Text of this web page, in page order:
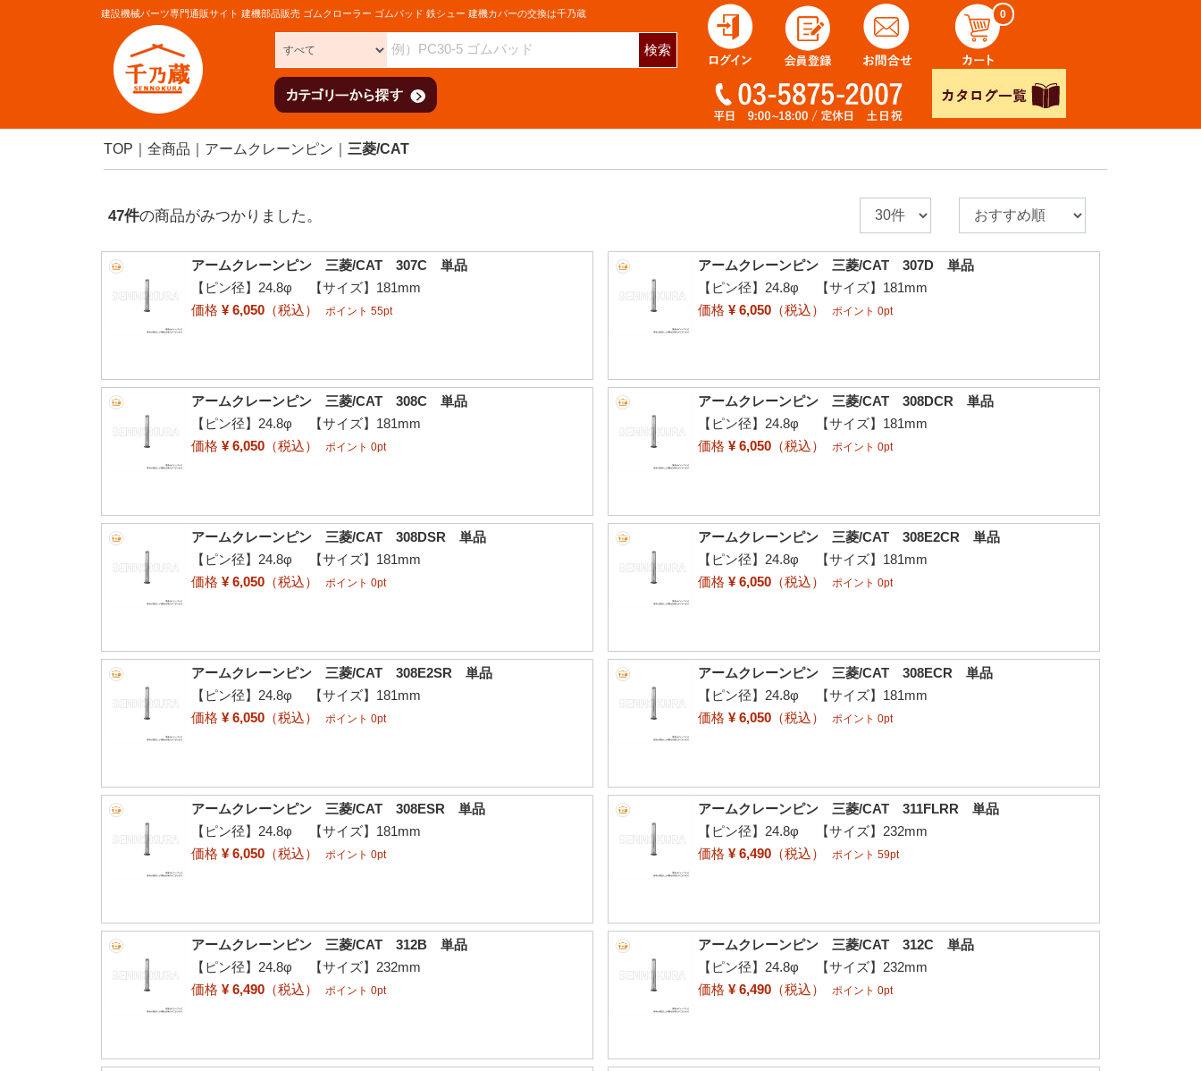
建設機械パーツ専門通販サイト 建機部品販売 ゴムクローラー ゴムパッド 鉄シュー 建機カバーの交換は千乃蔵
検索
0
TOP 全商品 アームクレーンピン 三菱/CAT
47件の商品がみつかりました。
アームクレーンピン 三菱/CAT 307C 単品
【ピン径】24.8φ 【サイズ】181mm
価格 ¥ 6,050 （税込） ポイント 55pt
アームクレーンピン 三菱/CAT 307D 単品
【ピン径】24.8φ 【サイズ】181mm
価格 ¥ 6,050 （税込） ポイント 0pt
アームクレーンピン 三菱/CAT 308C 単品
【ピン径】24.8φ 【サイズ】181mm
価格 ¥ 6,050 （税込） ポイント 0pt
アームクレーンピン 三菱/CAT 308DCR 単品
【ピン径】24.8φ 【サイズ】181mm
価格 ¥ 6,050 （税込） ポイント 0pt
アームクレーンピン 三菱/CAT 308DSR 単品
【ピン径】24.8φ 【サイズ】181mm
価格 ¥ 6,050 （税込） ポイント 0pt
アームクレーンピン 三菱/CAT 308E2CR 単品
【ピン径】24.8φ 【サイズ】181mm
価格 ¥ 6,050 （税込） ポイント 0pt
アームクレーンピン 三菱/CAT 308E2SR 単品
【ピン径】24.8φ 【サイズ】181mm
価格 ¥ 6,050 （税込） ポイント 0pt
アームクレーンピン 三菱/CAT 308ECR 単品
【ピン径】24.8φ 【サイズ】181mm
価格 ¥ 6,050 （税込） ポイント 0pt
アームクレーンピン 三菱/CAT 308ESR 単品
【ピン径】24.8φ 【サイズ】181mm
価格 ¥ 6,050 （税込） ポイント 0pt
アームクレーンピン 三菱/CAT 311FLRR 単品
【ピン径】24.8φ 【サイズ】232mm
価格 ¥ 6,490 （税込） ポイント 59pt
アームクレーンピン 三菱/CAT 312B 単品
【ピン径】24.8φ 【サイズ】232mm
価格 ¥ 6,490 （税込） ポイント 0pt
アームクレーンピン 三菱/CAT 312C 単品
【ピン径】24.8φ 【サイズ】232mm
価格 ¥ 6,490 （税込） ポイント 0pt